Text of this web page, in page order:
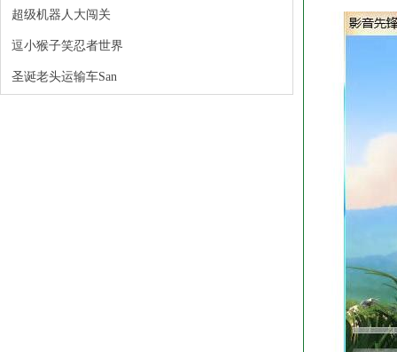
超级机器人大闯关
逗小猴子笑忍者世界
圣诞老头运输车San